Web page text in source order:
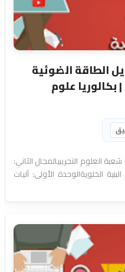
الطاقة الضوئية
علوم
للسنة 3 ثانوي – شعبة العلوم التجريبيالمجال الثاني:
الخلويةالوحدة الأولى: آليات